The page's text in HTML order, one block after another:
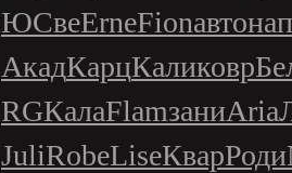
ЮСвеErneFionавто
АкадКарцКаликовр
RGКалаFlamзаниAria
JuliRobeLiseКварРоди